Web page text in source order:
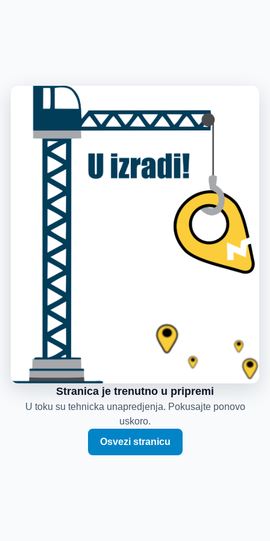
Stranica je trenutno u pripremi
U toku su tehnicka unapredjenja. Pokusajte ponovo
uskoro.
Osvezi stranicu